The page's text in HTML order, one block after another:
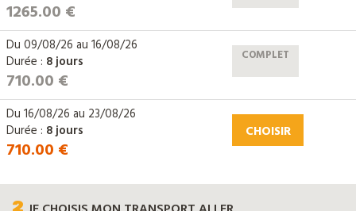
1265.00 €
Du 09/08/26 au 16/08/26
Durée : 8 jours
710.00 €
COMPLET
Du 16/08/26 au 23/08/26
Durée : 8 jours
710.00 €
CHOISIR